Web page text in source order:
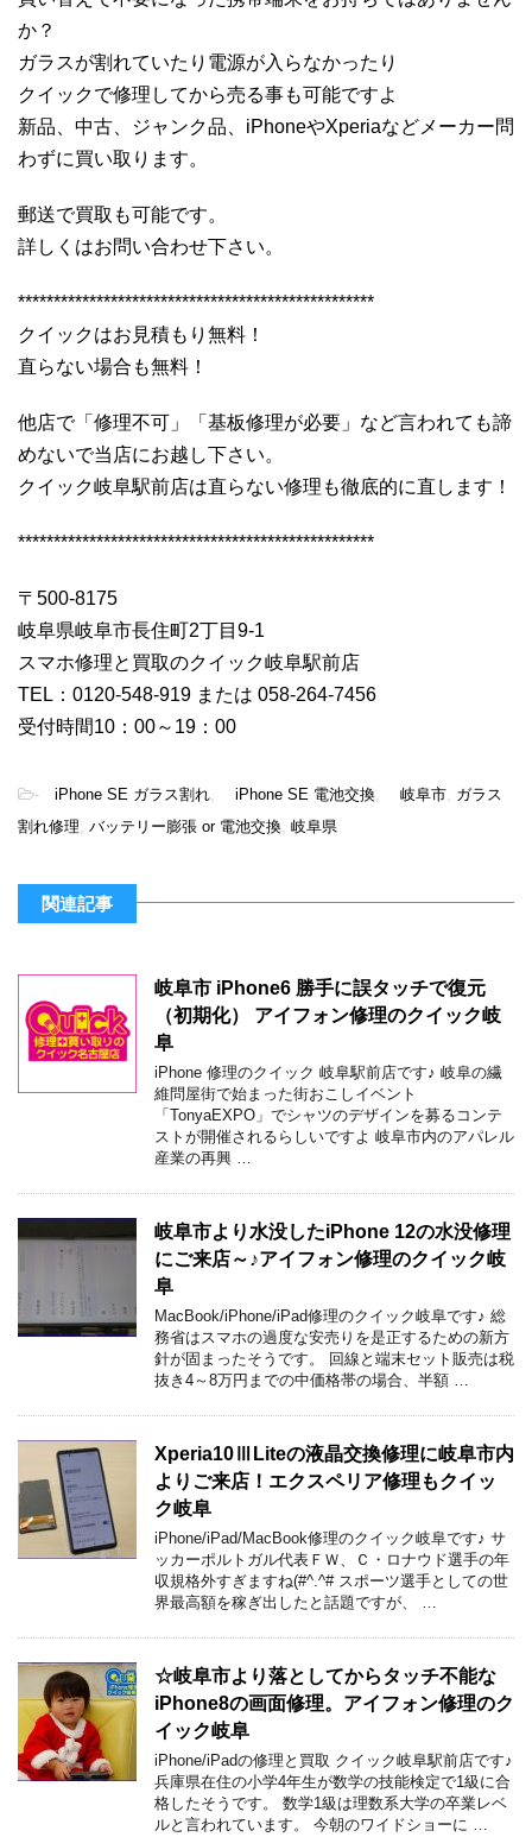
か？
ガラスが割れていたり電源が入らなかったり
クイックで修理してから売る事も可能ですよ
新品、中古、ジャンク品、iPhoneやXperiaなどメーカー問
わずに買い取ります。
郵送で買取も可能です。
詳しくはお問い合わせ下さい。
**************************************************
クイックはお見積もり無料！
直らない場合も無料！
他店で「修理不可」「基板修理が必要」など言われても諦
めないで当店にお越し下さい。
クイック岐阜駅前店は直らない修理も徹底的に直します！
**************************************************
〒500-8175
岐阜県岐阜市長住町2丁目9-1
スマホ修理と買取のクイック岐阜駅前店
TEL：0120-548-919 または 058-264-7456
受付時間10：00～19：00
- iPhone SE ガラス割れ iPhone SE 電池交換 岐阜市 ガラス
割れ修理 バッテリー膨張 or 電池交換 岐阜県
関連記事
岐阜市 iPhone6 勝手に誤タッチで復元
（初期化） アイフォン修理のクイック岐
阜
iPhone 修理のクイック 岐阜駅前店です♪ 岐阜の繊
維問屋街で始まった街おこしイベント
「TonyaEXPO」でシャツのデザインを募るコンテ
ストが開催されるらしいですよ 岐阜市内のアパレル
産業の再興 …
岐阜市より水没したiPhone 12の水没修理
にご来店～♪アイフォン修理のクイック岐
阜
MacBook/iPhone/iPad修理のクイック岐阜です♪ 総
務省はスマホの過度な安売りを是正するための新方
針が固まったそうです。 回線と端末セット販売は税
抜き4～8万円までの中価格帯の場合、半額 …
Xperia10ⅢLiteの液晶交換修理に岐阜市内
よりご来店！エクスペリア修理もクイッ
ク岐阜
iPhone/iPad/MacBook修理のクイック岐阜です♪ サ
ッカーポルトガル代表ＦＷ、Ｃ・ロナウド選手の年
収規格外すぎますね(#^.^# スポーツ選手としての世
界最高額を稼ぎ出したと話題ですが、 …
☆岐阜市より落としてからタッチ不能な
iPhone8の画面修理。アイフォン修理のク
イック岐阜
iPhone/iPadの修理と買取 クイック岐阜駅前店です♪
兵庫県在住の小学4年生が数学の技能検定で1級に合
格したそうです。 数学1級は理数系大学の卒業レベ
ルと言われています。 今朝のワイドショーに …